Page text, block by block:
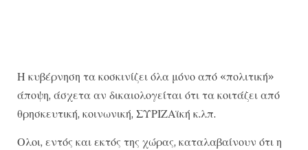
Η κυβέρνηση τα κοσκινίζει όλα μόνο από «πολιτική»
άποψη, άσχετα αν δικαιολογείται ότι τα κοιτάζει από
θρησκευτική, κοινωνική, ΣΥΡΙΖΑϊκή κ.λπ.
Ολοι, εντός και εκτός της χώρας, καταλαβαίνουν ότι η